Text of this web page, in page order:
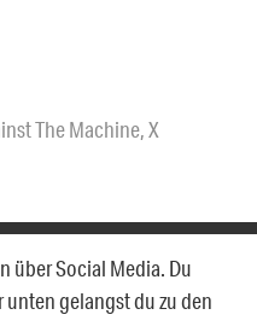
The Machine,X
über Social Media. Du
unten gelangst du zu den